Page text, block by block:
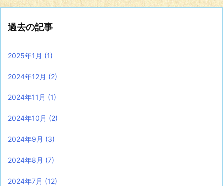
過去の記事
2025年1月 (1)
2024年12月 (2)
2024年11月 (1)
2024年10月 (2)
2024年9月 (3)
2024年8月 (7)
2024年7月 (12)